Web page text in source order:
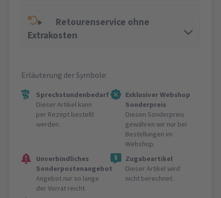
Retourenservice ohne
Extrakosten
Erläuterung der Symbole:
Sprechstundenbedarf
Dieser Artikel kann
per Rezept bestellt
werden.
Exklusiver Webshop
Sonderpreis
Diesen Sonderpreis
gewähren wir nur bei
Bestellungen im
Webshop.
Unverbindliches
Sonderpostenangebot
Angebot nur so lange
der Vorrat reicht.
Zugabeartikel
Dieser Artikel wird
nicht berechnet.